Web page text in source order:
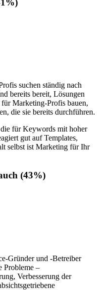
suchen ständig nach
bereits bereit, Lösungen
Marketing-Profis bauen,
die sie bereits durchführen.
für Keywords mit hoher
gut auf Templates,
selbst ist Marketing für Ihr
(43%)
Gründer und -Betreiber
Probleme –
Verbesserung der